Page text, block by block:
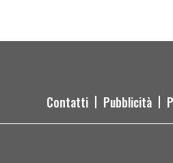
Contatti Pubblicità